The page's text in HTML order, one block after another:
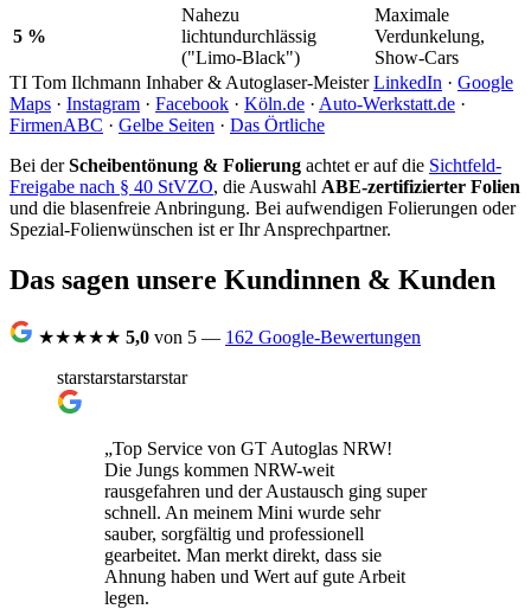
5 %
Nahezu
lichtundurchlässig
("Limo-Black")
Maximale
Verdunkelung,
Show-Cars
TI Tom Ilchmann Inhaber & Autoglaser-Meister LinkedIn · Google
Maps · Instagram · Facebook · Köln.de · Auto-Werkstatt.de ·
FirmenABC · Gelbe Seiten · Das Örtliche
Bei derScheibentönung & Folierung achtet er auf die Sichtfeld-
Freigabe nach § 40 StVZO, die Auswahl ABE-zertifizierter Folien
und die blasenfreie Anbringung. Bei aufwendigen Folierungen oder
Spezial-Folienwünschen ist er Ihr Ansprechpartner.
Das sagen unsere Kundinnen & Kunden
★★★★★ 5,0 von 5 — 162 Google-Bewertungen
starstarstarstarstar
„Top Service von GT Autoglas NRW!
Die Jungs kommen NRW-weit
rausgefahren und der Austausch ging super
schnell. An meinem Mini wurde sehr
sauber, sorgfältig und professionell
gearbeitet. Man merkt direkt, dass sie
Ahnung haben und Wert auf gute Arbeit
legen.